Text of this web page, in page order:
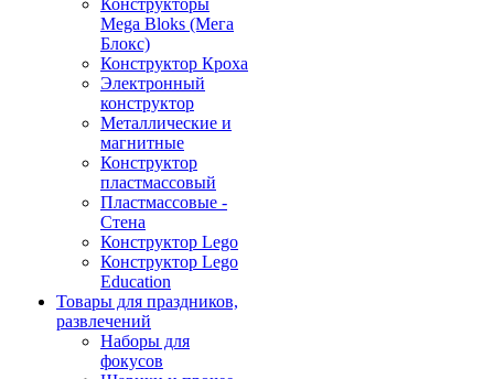
Конструкторы
Mega Bloks (Мега
Блокс)
Конструктор Кроха
Электронный
конструктор
Металлические и
магнитные
Конструктор
пластмассовый
Пластмассовые -
Стена
Конструктор Lego
Конструктор Lego
Education
Товары для праздников,
развлечений
Наборы для
фокусов